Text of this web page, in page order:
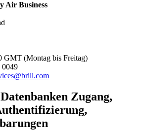
Air Business
GMT (Montag bis Freitag)
0049
Zugang,